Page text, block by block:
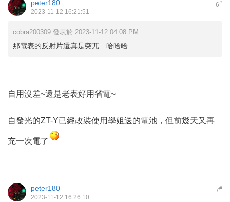
6#
peter180
2023-11-12 16:21:51
cobra200309 發表於 2023-11-12 04:08 PM
那電表的反射片還真是突兀…哈哈哈
自用沒差~還是老表好用省電~
自發光的ZT-Y已經改裝使用學姐送的電池，但前幾天又再
充一次電了
7#
peter180
2023-11-12 16:26:10